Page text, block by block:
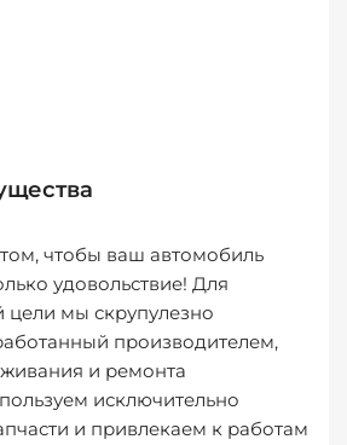
чтобы ваш автомобиль
удовольствие! Для
цели мы скрупулезно
производителем,
и ремонта
исключительно
и привлекаем к работам